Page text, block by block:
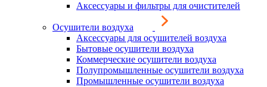
Аксессуары и фильтры для очистителей
Осушители воздуха
Аксессуары для осушителей воздуха
Бытовые осушители воздуха
Коммерческие осушители воздуха
Полупромышленные осушители воздуха
Промышленные осушители воздуха